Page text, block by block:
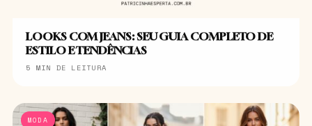
LOOKS COM JEANS: SEU GUIA COMPLETO DE
ESTILO E TENDÊNCIAS
5 MIN DE LEITURA
MODA